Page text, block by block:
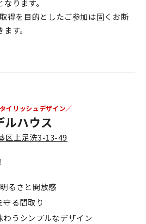
会社情報
採用情報
ります。
得を目的としたご参加は固くお断
す。
イリッシュデザイン／
ハウス
区上足洗3-13-49
力！
るさと開放感
守る間取り
わうシンプルなデザイン